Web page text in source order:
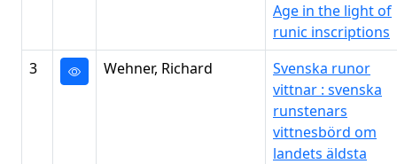
Age in the light of
runic inscriptions
3
Wehner, Richard
Svenska runor
vittnar : svenska
runstenars
vittnesbörd om
landets äldsta